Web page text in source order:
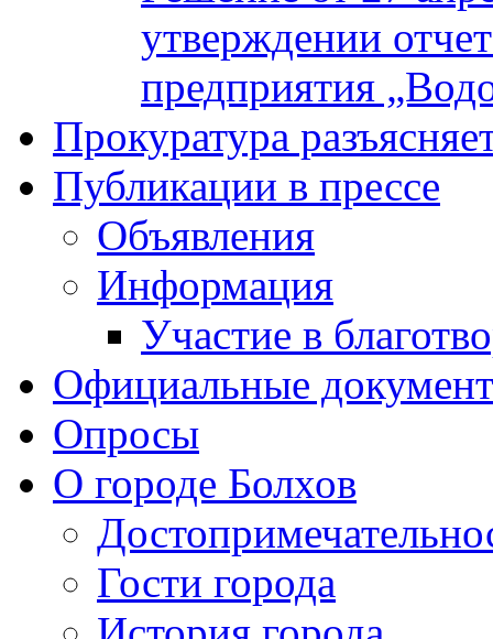
утверждении
предприятия
Прокуратура
Публикации в прессе
Объявления
Информация
Участие в
Официальные
Опросы
О городе Болхов
Гости города